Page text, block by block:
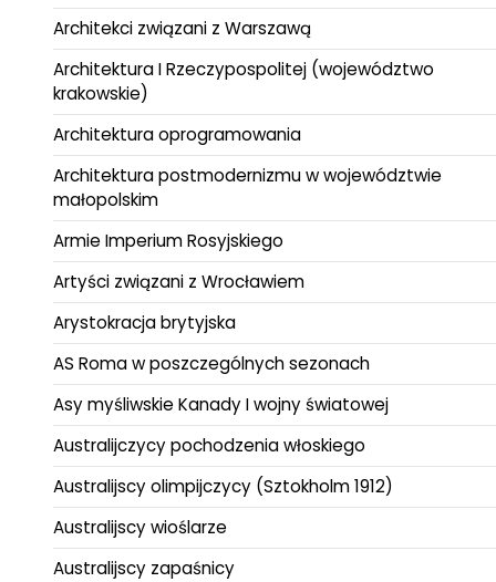
Architekci związani z Warszawą
Architektura I Rzeczypospolitej (województwo
krakowskie)
Architektura oprogramowania
Architektura postmodernizmu w województwie
małopolskim
Armie Imperium Rosyjskiego
Artyści związani z Wrocławiem
Arystokracja brytyjska
AS Roma w poszczególnych sezonach
Asy myśliwskie Kanady I wojny światowej
Australijczycy pochodzenia włoskiego
Australijscy olimpijczycy (Sztokholm 1912)
Australijscy wioślarze
Australijscy zapaśnicy